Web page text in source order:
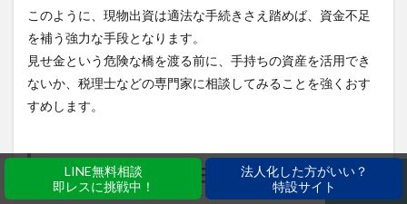
このように、現物出資は適法な手続きさえ踏めば、資金不足
を補う強力な手段となります。
見せ金という危険な橋を渡る前に、手持ちの資産を活用でき
ないか、税理士などの専門家に相談してみることを強くおす
すめします。
まとめ
ホーム シェア 電話
LINE無料相談
即レスに挑戦中！
法人化した方がいい？
特設サイト